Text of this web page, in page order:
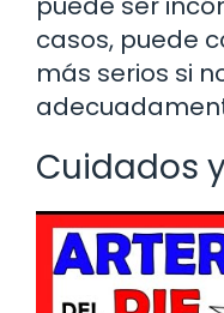
casos, puede
más serios si
Cuidados